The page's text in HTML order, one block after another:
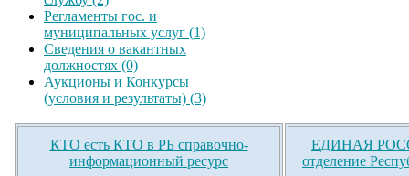
Регламенты гос. и
муниципальных услуг (1)
Сведения о вакантных
должностях (0)
Аукционы и Конкурсы
(условия и результаты) (3)
КТО есть КТО в РБ справочно-
информационный ресурс
ЕДИНАЯ
отделение